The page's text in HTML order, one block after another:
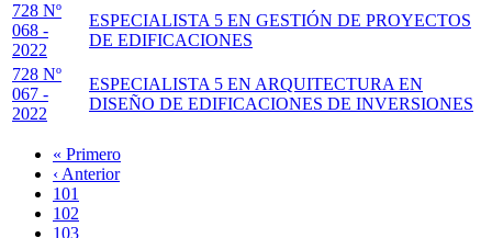
728 Nº
068 -
2022
ESPECIALISTA 5 EN GESTIÓN DE PROYECTOS
DE EDIFICACIONES
728 Nº
067 -
2022
ESPECIALISTA 5 EN ARQUITECTURA EN
DISEÑO DE EDIFICACIONES DE INVERSIONES
Paginación
Primera
página
« Primero
Página
anterior
‹ Anterior
Page
101
Page
102
Page
103